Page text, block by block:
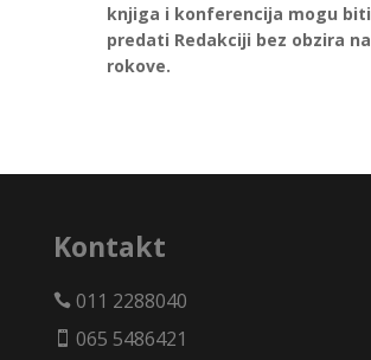
knjiga i konferencija mogu biti
predati Redakciji bez obzira na
rokove.
Kontakt
011 2288040
 065 5486421